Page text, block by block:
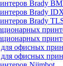
Brady
Brady
Brady
офисных
офисных